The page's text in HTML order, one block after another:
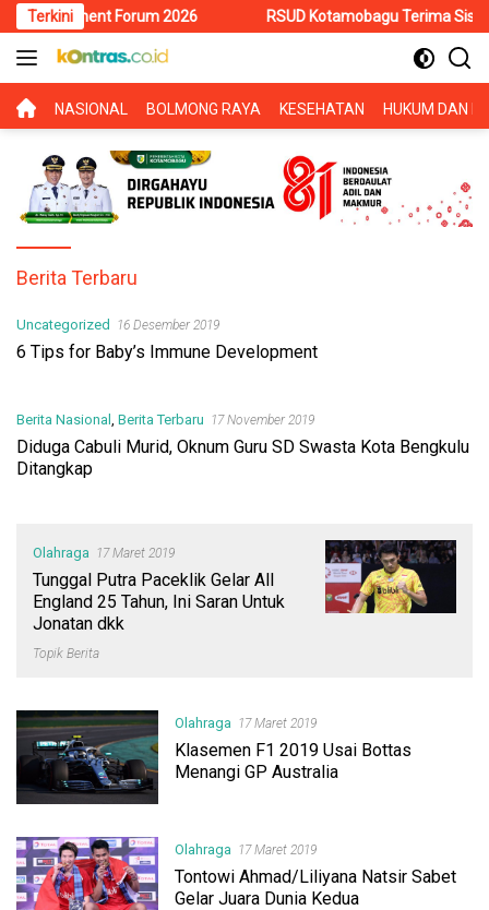
Langsung
ke
konten
TerkiniForum 2026 RSUD Kotamobagu Terima Siswa PKL
BERANDA
NASIONAL BOLMONG RAYA KESEHATAN HUKUM DAN
Berita Terbaru
Uncategorized 16 Desember 2019
6 Tips for Baby’s Immune Development
Berita Nasional Berita Terbaru 17 November 2019
Diduga Cabuli Murid, Oknum Guru SD Swasta Kota Bengkulu
Ditangkap
Olahraga 17 Maret 2019
Tunggal Putra Paceklik Gelar All
England 25 Tahun, Ini Saran Untuk
Jonatan dkk
Topik Berita
Olahraga 17 Maret 2019
Klasemen F1 2019 Usai Bottas
Menangi GP Australia
Olahraga 17 Maret 2019
Tontowi Ahmad/Liliyana Natsir Sabet
Gelar Juara Dunia Kedua